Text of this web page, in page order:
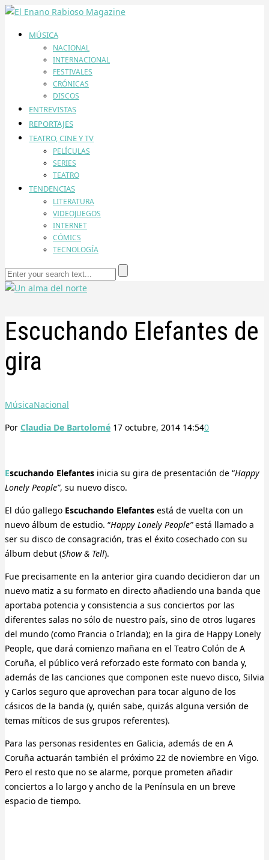
MÚSICA
NACIONAL
INTERNACIONAL
FESTIVALES
CRÓNICAS
DISCOS
ENTREVISTAS
REPORTAJES
TEATRO, CINE Y TV
PELÍCULAS
SERIES
TEATRO
TENDENCIAS
LITERATURA
VIDEOJUEGOS
INTERNET
CÓMICS
TECNOLOGÍA
Escuchando Elefantes de
gira
MúsicaNacional
Por Claudia De Bartolomé 17 octubre, 2014 14:540
Escuchando Elefantes inicia su gira de presentación de “Happy
Lonely People”, su nuevo disco.
El dúo gallego Escuchando Elefantes está de vuelta con un
nuevo álbum de estudio. “Happy Lonely People”está llamado a
ser su disco de consagración, tras el éxito cosechado con su
álbum debut (Show & Tell).
Fue precisamente en la anterior gira cuando decidieron dar un
nuevo matiz a su formato en directo añadiendo una banda que
aportaba potencia y consistencia a sus conciertos por las
diferentes salas no sólo de nuestro país, sino de otros lugares
del mundo (como Francia o Irlanda); en la gira de Happy Lonely
People, que dará comienzo mañana en el Teatro Colón de A
Coruña, el público verá reforzado este formato con banda y,
además de las canciones que componen este nuevo disco, Silvia
y Carlos seguro que aprovechan para tocar alguno de los
cásicos de la banda (y, quién sabe, quizás alguna versión de
temas míticos de sus grupos referentes).
Para las personas residentes en Galicia, además de en A
Coruña actuarán también el próximo 22 de noviembre en Vigo.
Pero el resto que no se alarme, porque prometen añadir
conciertos a lo largo y ancho de la Península en un breve
espacio de tiempo.